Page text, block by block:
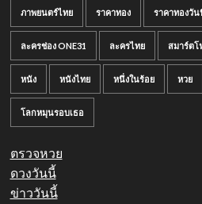
ภาพยนตร์ไทย ราคาทอง ราคาทองวัน
ละครช่อง ONE31 ละครไทย สมาร์ตโ
หนัง หนังไทย หนึ่งในร้อย หวย
โลกหมุนรอบเธอ
ตรวจหวย
ดวงวันนี้
ข่าววันนี้